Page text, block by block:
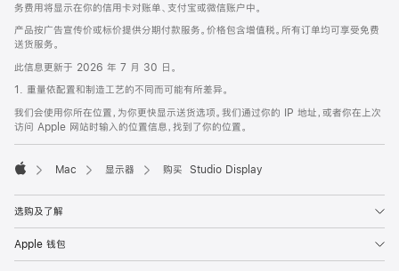
务费用将显示在你的信用卡对账单、支付宝或微信账户中。
产品按广告宣传价或标价提供分期付款服务。价格包含增值税。所有订单均可享受免费
送货服务。
此信息更新于 2026 年 7 月 30 日。
1. 重量依配置和制造工艺的不同而可能有所差异。
我们会使用你所在位置，为你更快显示送货选项。我们通过你的 IP 地址，或者你在上次
访问 Apple 网站时输入的位置信息，找到了你的位置。
Mac 显示器 购买 Studio Display
选购及了解
Apple 钱包